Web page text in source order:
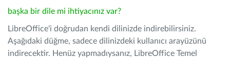
başka bir dile mi ihtiyacınız var?
LibreOffice'i doğrudan kendi dilinizde indirebilirsiniz.
Aşağıdaki düğme, sadece dilinizdeki kullanıcı arayüzünü
indirecektir. Henüz yapmadıysanız, LibreOffice Temel